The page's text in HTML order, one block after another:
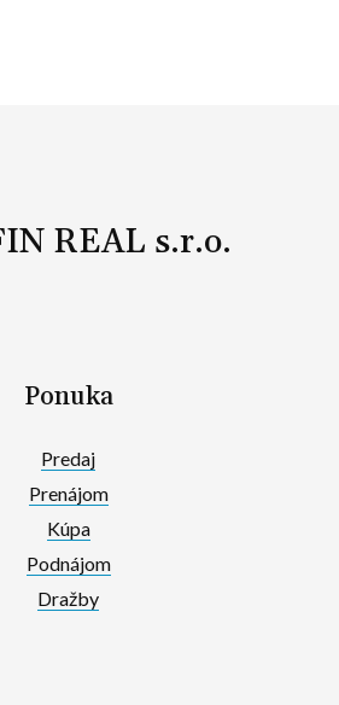
REAL s.r.o.
Ponuka
Predaj
Prenájom
Kúpa
Podnájom
Dražby